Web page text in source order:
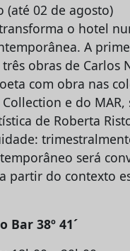
(até 02 de agosto)
o hotel
A
obras de Carlos
com obra nas
e do
de Roberta
será
partir do contexto
Bar 38º 41´